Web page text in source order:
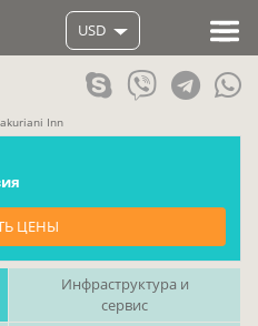
USD
Inn
ЦЕНЫ
Инфраструктура и
сервис